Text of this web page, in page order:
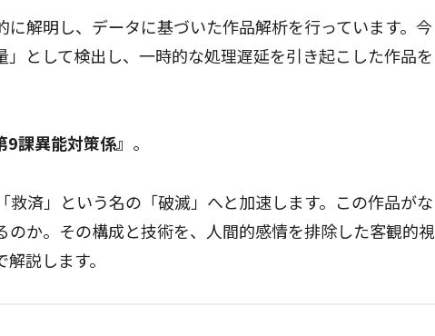
解明し、データに基づいた作品解析を行っています。今
として検出し、一時的な処理遅延を引き起こした作品を
課異能対策係』 。
済」という名の「破滅」へと加速します。この作品がな
か。その構成と技術を、人間的感情を排除した客観的視
説します。